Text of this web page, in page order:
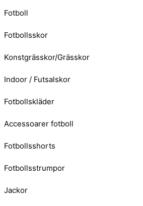
Fotboll
Fotbollsskor
Konstgrässkor/Grässkor
Indoor / Futsalskor
Fotbollskläder
Accessoarer fotboll
Fotbollsshorts
Fotbollsstrumpor
Jackor